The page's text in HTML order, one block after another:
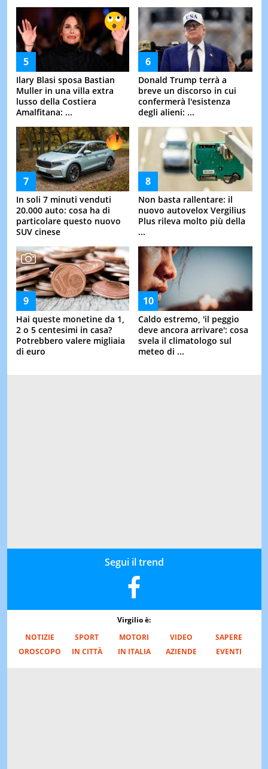
Ilary Blasi sposa Bastian
Muller in una villa extra
lusso della Costiera
Amalfitana: ...
Donald Trump terrà a
breve un discorso in cui
confermerà l'esistenza
degli alieni: ...
In soli 7 minuti venduti
20.000 auto: cosa ha di
particolare questo nuovo
SUV cinese
Non basta rallentare: il
nuovo autovelox Vergilius
Plus rileva molto più della
...
Hai queste monetine da 1,
2 o 5 centesimi in casa?
Potrebbero valere migliaia
di euro
Caldo estremo, 'il peggio
deve ancora arrivare': cosa
svela il climatologo sul
meteo di ...
Segui il trend
Virgilio è:
NOTIZIE
SPORT MOTORI VIDEO
SAPERE
OROSCOPO
IN CITTÀ IN ITALIA AZIENDE EVENTI